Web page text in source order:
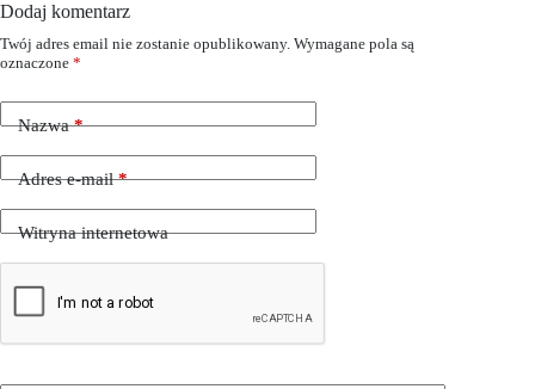
Dodaj komentarz
Twój adres email nie zostanie opublikowany. Wymagane pola są
oznaczone *
Nazwa*
Adres e-mail*
Witryna internetowa